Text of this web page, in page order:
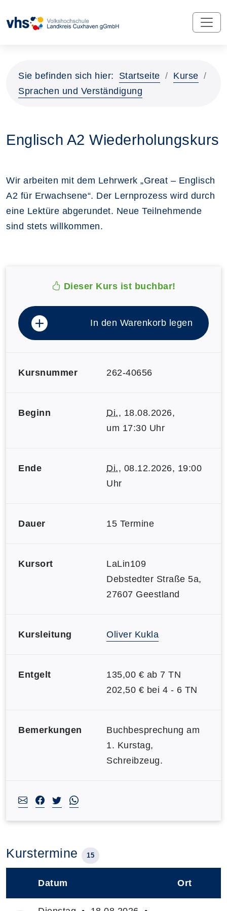
Sie befinden sich hier: Startseite
Kurse
Sprachen und Verständigung
Englisch A2 Wiederholungskurs
Wir arbeiten mit dem Lehrwerk „Great – Englisch
A2 für Erwachsene“. Der Lernprozess wird durch
eine Lektüre abgerundet. Neue Teilnehmende
sind stets willkommen.
Dieser Kurs ist buchbar!
In den Warenkorb legen
Kursnummer 262-40656
Beginn Di., 18.08.2026,
um 17:30 Uhr
Ende Di., 08.12.2026, 19:00
Uhr
Dauer 15 Termine
Kursort
LaLin109
Debstedter Straße 5a,
27607 Geestland
Kursleitung Oliver Kukla
Entgelt
135,00 € ab 7 TN
202,50 € bei 4 - 6 TN
Bemerkungen
Buchbesprechung am
1. Kurstag,
Schreibzeug.
Kurstermine 15
Datum Ort